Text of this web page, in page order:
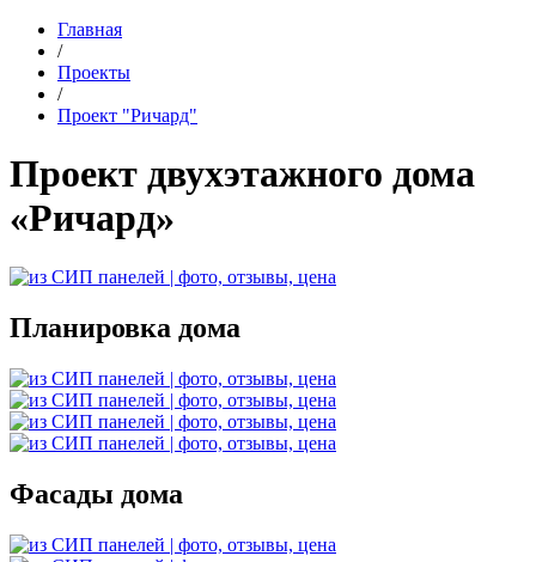
Главная
/
Проекты
/
Проект "Ричард"
Проект двухэтажного дома
«Ричард»
Планировка дома
Фасады дома